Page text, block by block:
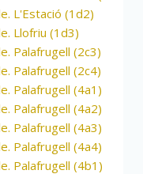
L'Estació (1d2)
Llofriu (1d3)
Palafrugell (2c3)
Palafrugell (2c4)
Palafrugell (4a1)
Palafrugell (4a2)
Palafrugell (4a3)
Palafrugell (4a4)
Palafrugell (4b1)